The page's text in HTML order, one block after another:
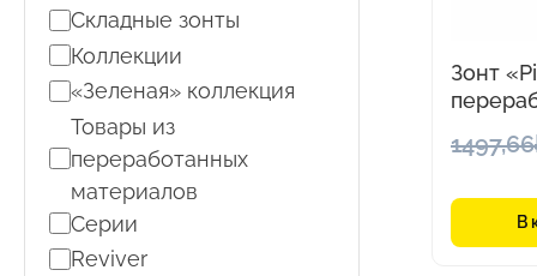
Складные зонты
Коллекции
«Зеленая» коллекция
Товары из
переработанных
материалов
Серии
Reviver
Зонт
1497,66
В